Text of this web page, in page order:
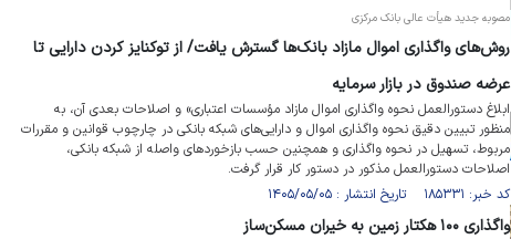
مصوبه جدید هیأت عالی بانک مرکزی
روش‌های واگذاری اموال مازاد بانک‌ها گسترش یافت/ از توکنایز کردن دارایی تا
عرضه صندوق در بازار سرمایه
ابلاغ دستورالعمل نحوه واگذاری اموال مازاد مؤسسات اعتباری» و اصلاحات بعدی آن، به
منظور تبیین دقیق نحوه واگذاری اموال و دارایی‌های شبکه بانکی در چارچوب قوانین و مقررات
مربوط، تسهیل در نحوه واگذاری و همچنین حسب بازخورد‌های واصله از شبکه بانکی،
اصلاحات دستورالعمل مذکور در دستور کار قرار گرفت.
کد خبر: ۱۸۵۳۳۱ تاریخ انتشار : ۱۴۰۵/۰۵/۰۵
واگذاری ۱۰۰ هکتار زمین به خیران مسکن‌ساز